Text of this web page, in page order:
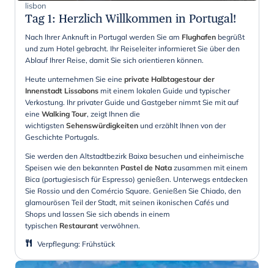
lisbon
Tag 1: Herzlich Willkommen in Portugal!
Nach Ihrer Anknuft in Portugal werden Sie am Flughafen begrüßt
und zum Hotel gebracht. Ihr Reiseleiter informieret Sie über den
Ablauf Ihrer Reise, damit Sie sich orientieren können.
Heute unternehmen Sie eine private Halbtagestour der
Innenstadt Lissabons mit einem lokalen Guide und typischer
Verkostung. Ihr privater Guide und Gastgeber nimmt Sie mit auf
eine Walking Tour, zeigt Ihnen die
wichtigsten Sehenswürdigkeiten und erzählt Ihnen von der
Geschichte Portugals.
Sie werden den Altstadtbezirk Baixa besuchen und einheimische
Speisen wie den bekannten Pastel de Nata zusammen mit einem
Bica (portugiesisch für Espresso) genießen. Unterwegs entdecken
Sie Rossio und den Comércio Square. Genießen Sie Chiado, den
glamourösen Teil der Stadt, mit seinen ikonischen Cafés und
Shops und lassen Sie sich abends in einem
typischen Restaurant verwöhnen.
Verpflegung: Frühstück